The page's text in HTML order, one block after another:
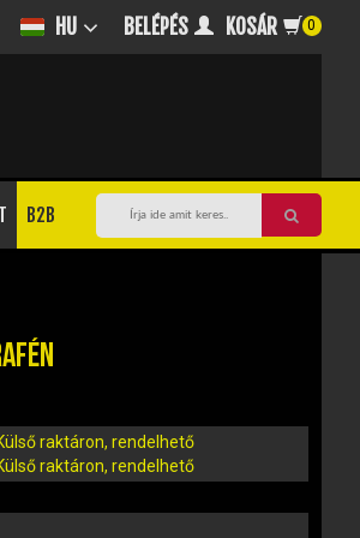
HU BELÉPÉS KOSÁR 0
B2B
raktáron, rendelhető
raktáron, rendelhető